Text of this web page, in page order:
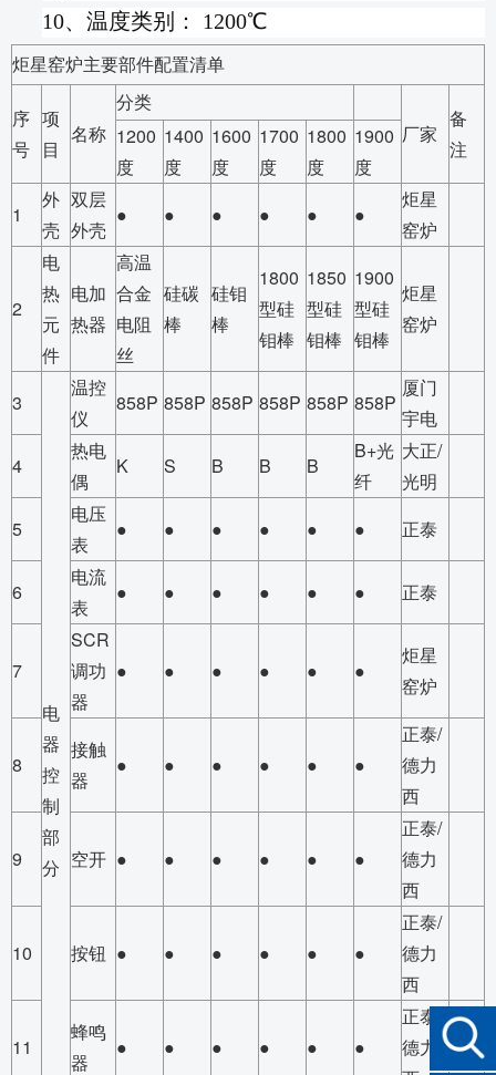
10、温度类别：
1200℃
炬星窑炉主要部件配置清单
序
号
项
目
名称
分类
厂家
备
注
1200
度
1400
度
1600
度
1700
度
1800
度
1900
度
1
外
壳
双层
外壳
● ● ● ● ● ●
炬星
窑炉
2
电
热
元
件
电加
热器
高温
合金
电阻
丝
硅碳
棒
硅钼
棒
1800
型硅
钼棒
1850
型硅
钼棒
1900
型硅
钼棒
炬星
窑炉
3
电
器
控
制
部
分
温控
仪
858P 858P 858P 858P 858P 858P
厦门
宇电
4
热电
偶
K S B B B
B+光
纤
大正/
光明
5
电压
表
● ● ● ● ● ● 正泰
6
电流
表
● ● ● ● ● ● 正泰
7
SCR
调功
器
● ● ● ● ● ●
炬星
窑炉
8
接触
器
● ● ● ● ● ●
正泰/
德力
西
9 空开 ● ● ● ● ● ●
正泰/
德力
西
10 按钮 ● ● ● ● ● ●
正泰/
德力
西
11
蜂鸣
器
● ● ● ● ● ●
正泰/
德力